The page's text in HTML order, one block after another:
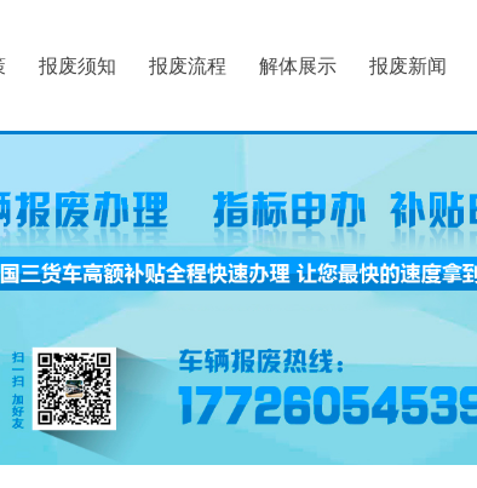
报废须知 报废流程 解体展示 报废新闻